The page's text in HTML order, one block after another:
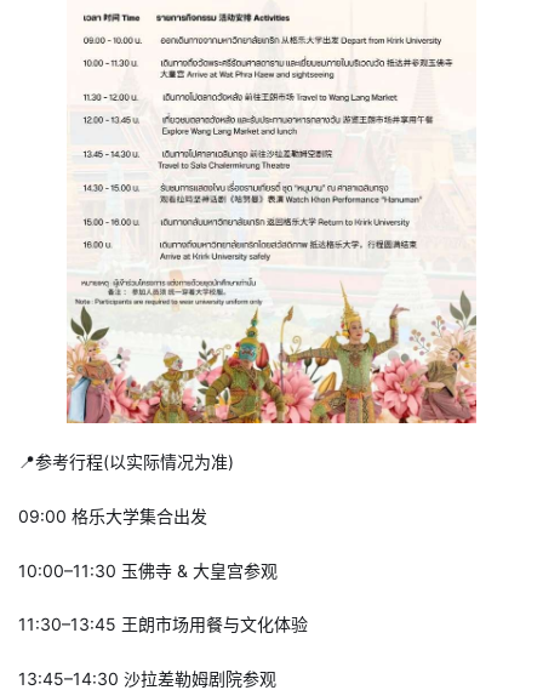
📍参考行程(以实际情况为准)
09:00 格乐大学集合出发
10:00–11:30 玉佛寺 & 大皇宫参观
11:30–13:45 王朗市场用餐与文化体验
13:45–14:30 沙拉差勒姆剧院参观